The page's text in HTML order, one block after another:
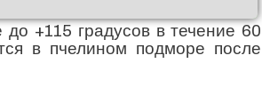
+115 градусов в течение 60
в пчелином подморе после